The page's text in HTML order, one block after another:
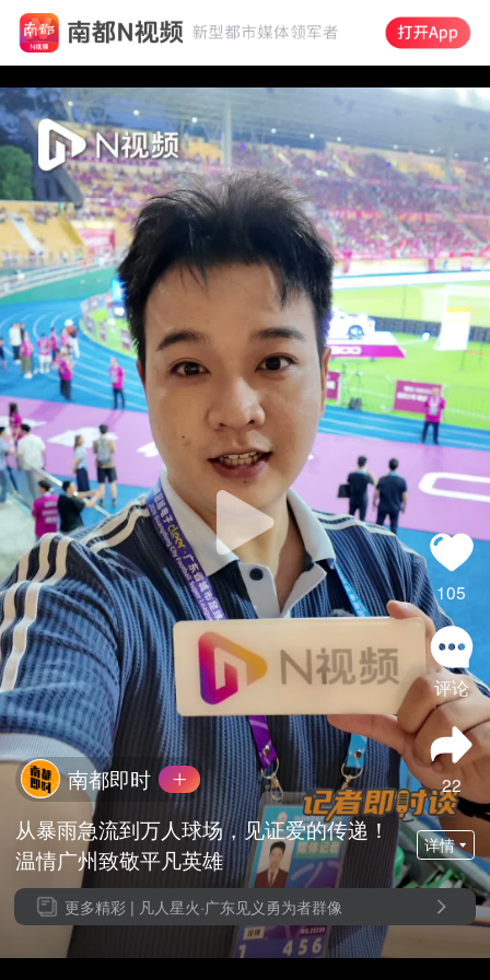
105
评论
22
南都即时
从暴雨急流到万人球场，见证爱的传递！
温情广州致敬平凡英雄
详情
更多精彩 | 凡人星火·广东见义勇为者群像